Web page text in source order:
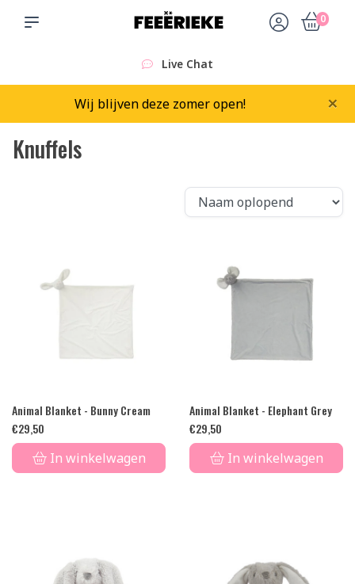
0
Live Chat
Wij blijven deze zomer open! ×
Knuffels
Animal Blanket - Bunny Cream
€29,50
In winkelwagen
Animal Blanket - Elephant Grey
€29,50
In winkelwagen